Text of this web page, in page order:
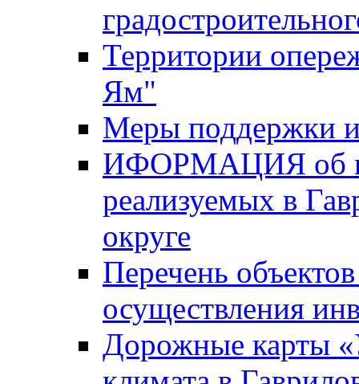
Территории
Ям"
Меры поддержки
ИФОРМАЦИЯ об
реализуемых в
округе
Перечень
осуществления
Дорожные карты